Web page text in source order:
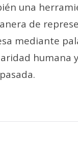
una
de
mediante
humana